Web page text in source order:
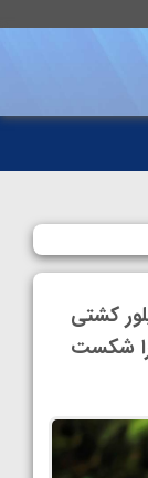
کشتی
را شکست